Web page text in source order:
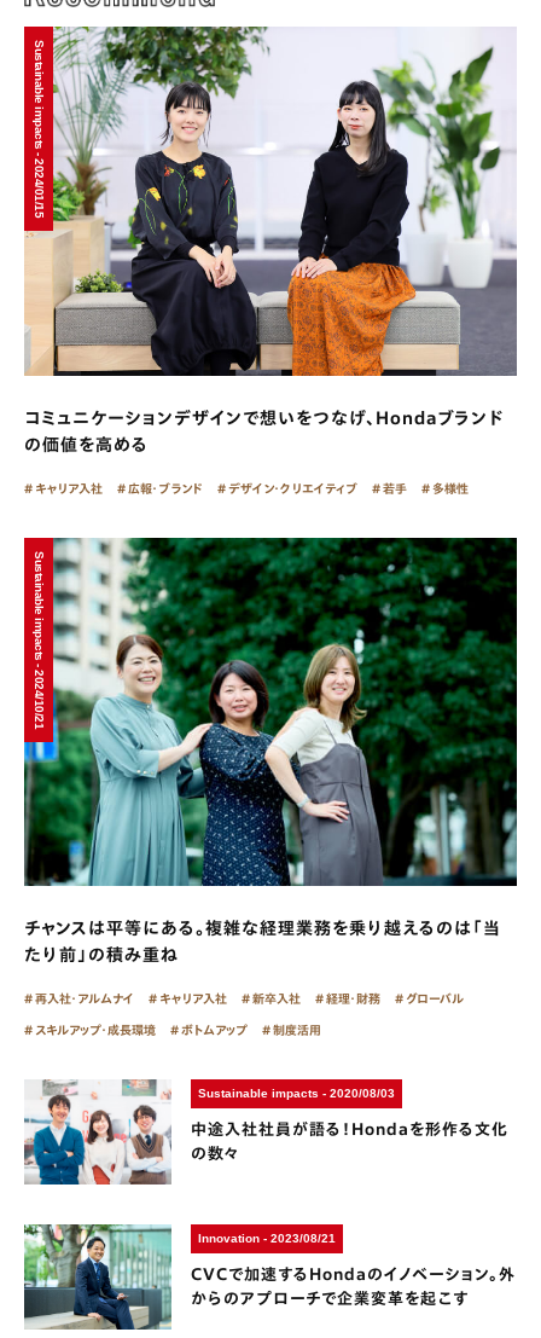
Sustainable impacts - 2024/01/15
コミュニケーションデザインで想いをつなげ、Hondaブランド
の価値を高める
キャリア入社 広報・ブランド デザイン・クリエイティブ 若手 多様性
Sustainable impacts - 2024/10/21
チャンスは平等にある。複雑な経理業務を乗り越えるのは「当
たり前」の積み重ね
再入社・アルムナイ キャリア入社 新卒入社 経理・財務 グローバル
スキルアップ・成長環境 ボトムアップ 制度活用
Sustainable impacts - 2020/08/03
中途入社社員が語る！Hondaを形作る文化
の数々
Innovation - 2023/08/21
CVCで加速するHondaのイノベーション。外
からのアプローチで企業変革を起こす